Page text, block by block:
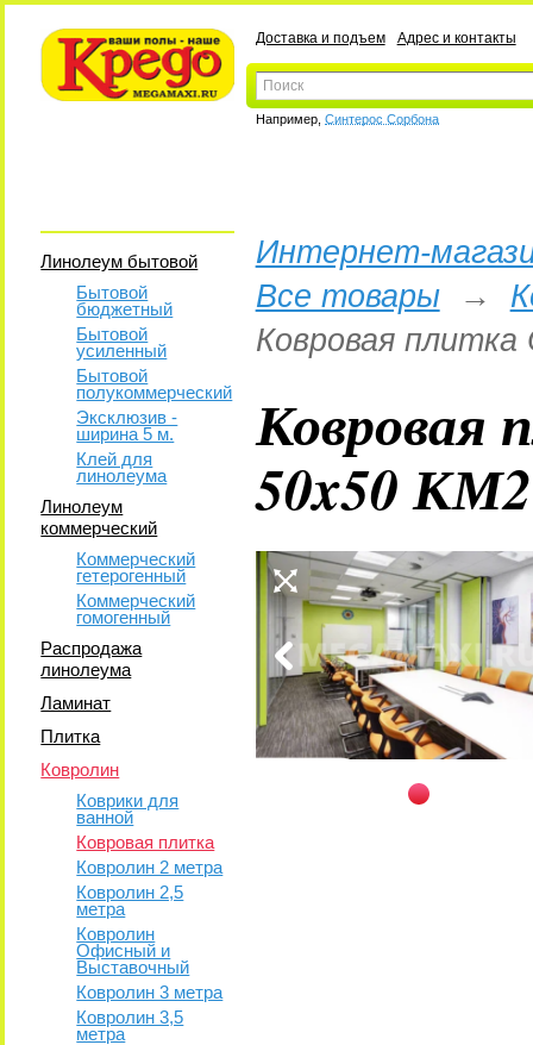
Доставка и подъем Адрес и контакты
Например, Синтерос Сорбона
Линолеум бытовой
Бытовой
бюджетный
Бытовой
усиленный
Бытовой
полукоммерческий
Эксклюзив -
ширина 5 м.
Клей для
линолеума
Линолеум
коммерческий
Коммерческий
гетерогенный
Коммерческий
гомогенный
Распродажа
линолеума
Ламинат
Плитка
Ковролин
Коврики для
ванной
Ковровая плитка
Ковролин 2 метра
Ковролин 2,5
метра
Ковролин
Офисный и
Выставочный
Ковролин 3 метра
Ковролин 3,5
метра
Интернет-
Все товары→
Ковровая
Ковровая
50x50 КМ2